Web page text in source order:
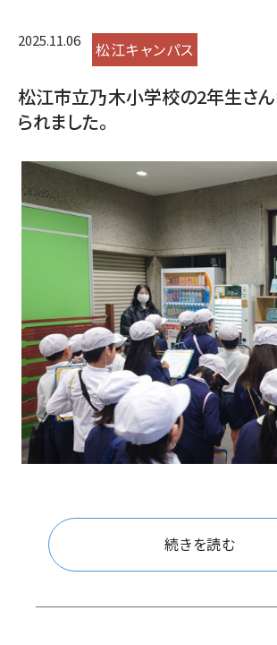
2025.11.06 松江キャンパス
松江市立乃木小学校の2年生さ
られました。
続きを読む